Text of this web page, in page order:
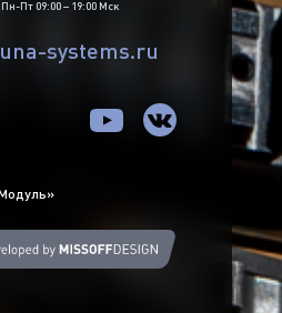
Пн-Пт 09:00 – 19:00 Мск
systems.ru